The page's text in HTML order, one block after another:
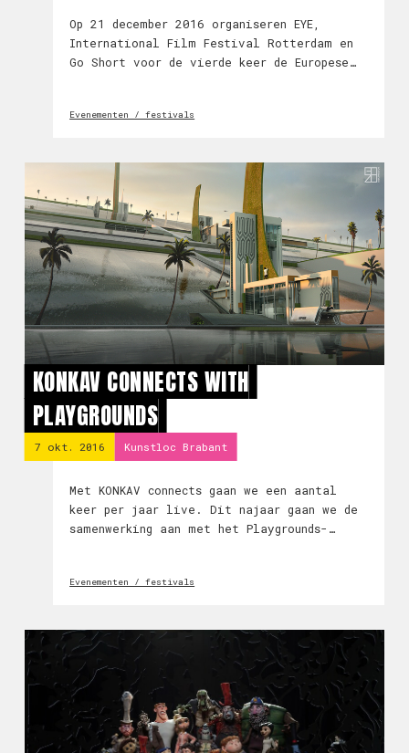
Op 21 december 2016 organiseren EYE,
International Film Festival Rotterdam en
Go Short voor de vierde keer de Europese
zie je hier als eerste. Dit jaar ligt de
Evenementen / festivals
KONKAV CONNECTS WITH
PLAYGROUNDS
7 okt. 2016 Kunstloc Brabant
Met KONKAV connects gaan we een aantal
keer per jaar live. Dit najaar gaan we de
samenwerking aan met het Playgrounds-
evenementen speciaal voor professionals
Evenementen / festivals